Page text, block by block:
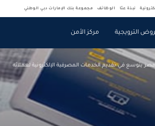
نبذة عنّا الوظائف مجموعة بنك الإمارات دبي الوطني
الترويجية مركز الأمن
يتوسع في تقديم الخدمات المصرفية الإلكترونية لعملائه